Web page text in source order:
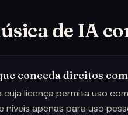
de IA
conceda direitos
cuja licença permita uso
apenas para uso